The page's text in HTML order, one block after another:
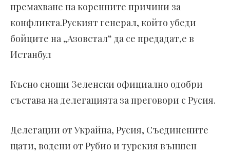
премахване на коренните причини за
конфликта.Руският генерал, който убеди
бойците на „Азовстал“ да се предадат,е в
Истанбул
Късно снощи Зеленски официално одобри
състава на делегацията за преговори с Русия.
Делегации от Украйна, Русия, Съединените
щати, водени от Рубио и турския външен